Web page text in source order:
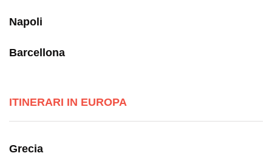
Napoli
Barcellona
ITINERARI IN EUROPA
Grecia